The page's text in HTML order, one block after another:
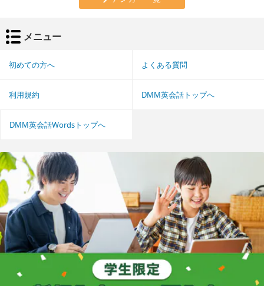
メニュー
初めての方へ よくある質問
利用規約 DMM英会話トップへ
DMM英会話Wordsトップへ